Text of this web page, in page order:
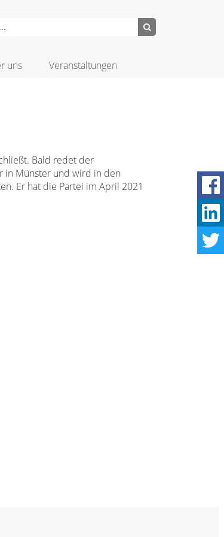
uns Veranstaltungen
Bald redet der
in Münster und wird in den
Er hat die Partei im April 2021